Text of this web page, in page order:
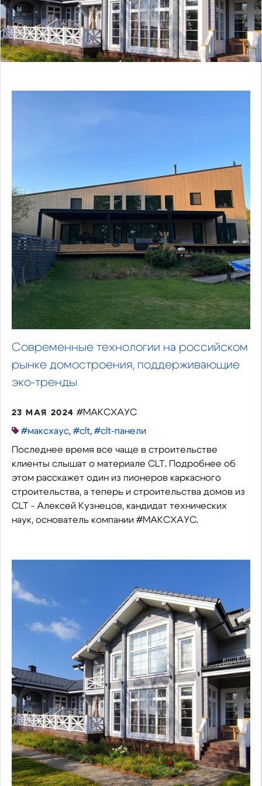
Современные технологии на российском
рынке домостроения, поддерживающие
эко-тренды
23 МАЯ 2024 #МАКСХАУС
#максхаус, #clt, #clt-панели
Последнее время все чаще в строительстве
клиенты слышат о материале CLT. Подробнее об
этом расскажет один из пионеров каркасного
строительства, а теперь и строительства домов из
CLT - Алексей Кузнецов, кандидат технических
наук, основатель компании #МАКСХАУС.